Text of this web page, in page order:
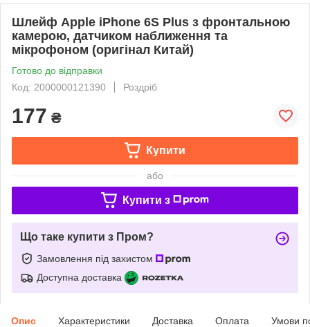
Шлейф Apple iPhone 6S Plus з фронтальною
камерою, датчиком наближення та
мікрофоном (оригінал Китай)
Готово до відправки
Код: 2000000121390
Роздріб
177 ₴
Купити
або
Купити з
Що таке купити з Пром?
Замовлення під захистом
Доступна доставка
Опис Характеристики Доставка Оплата Умови